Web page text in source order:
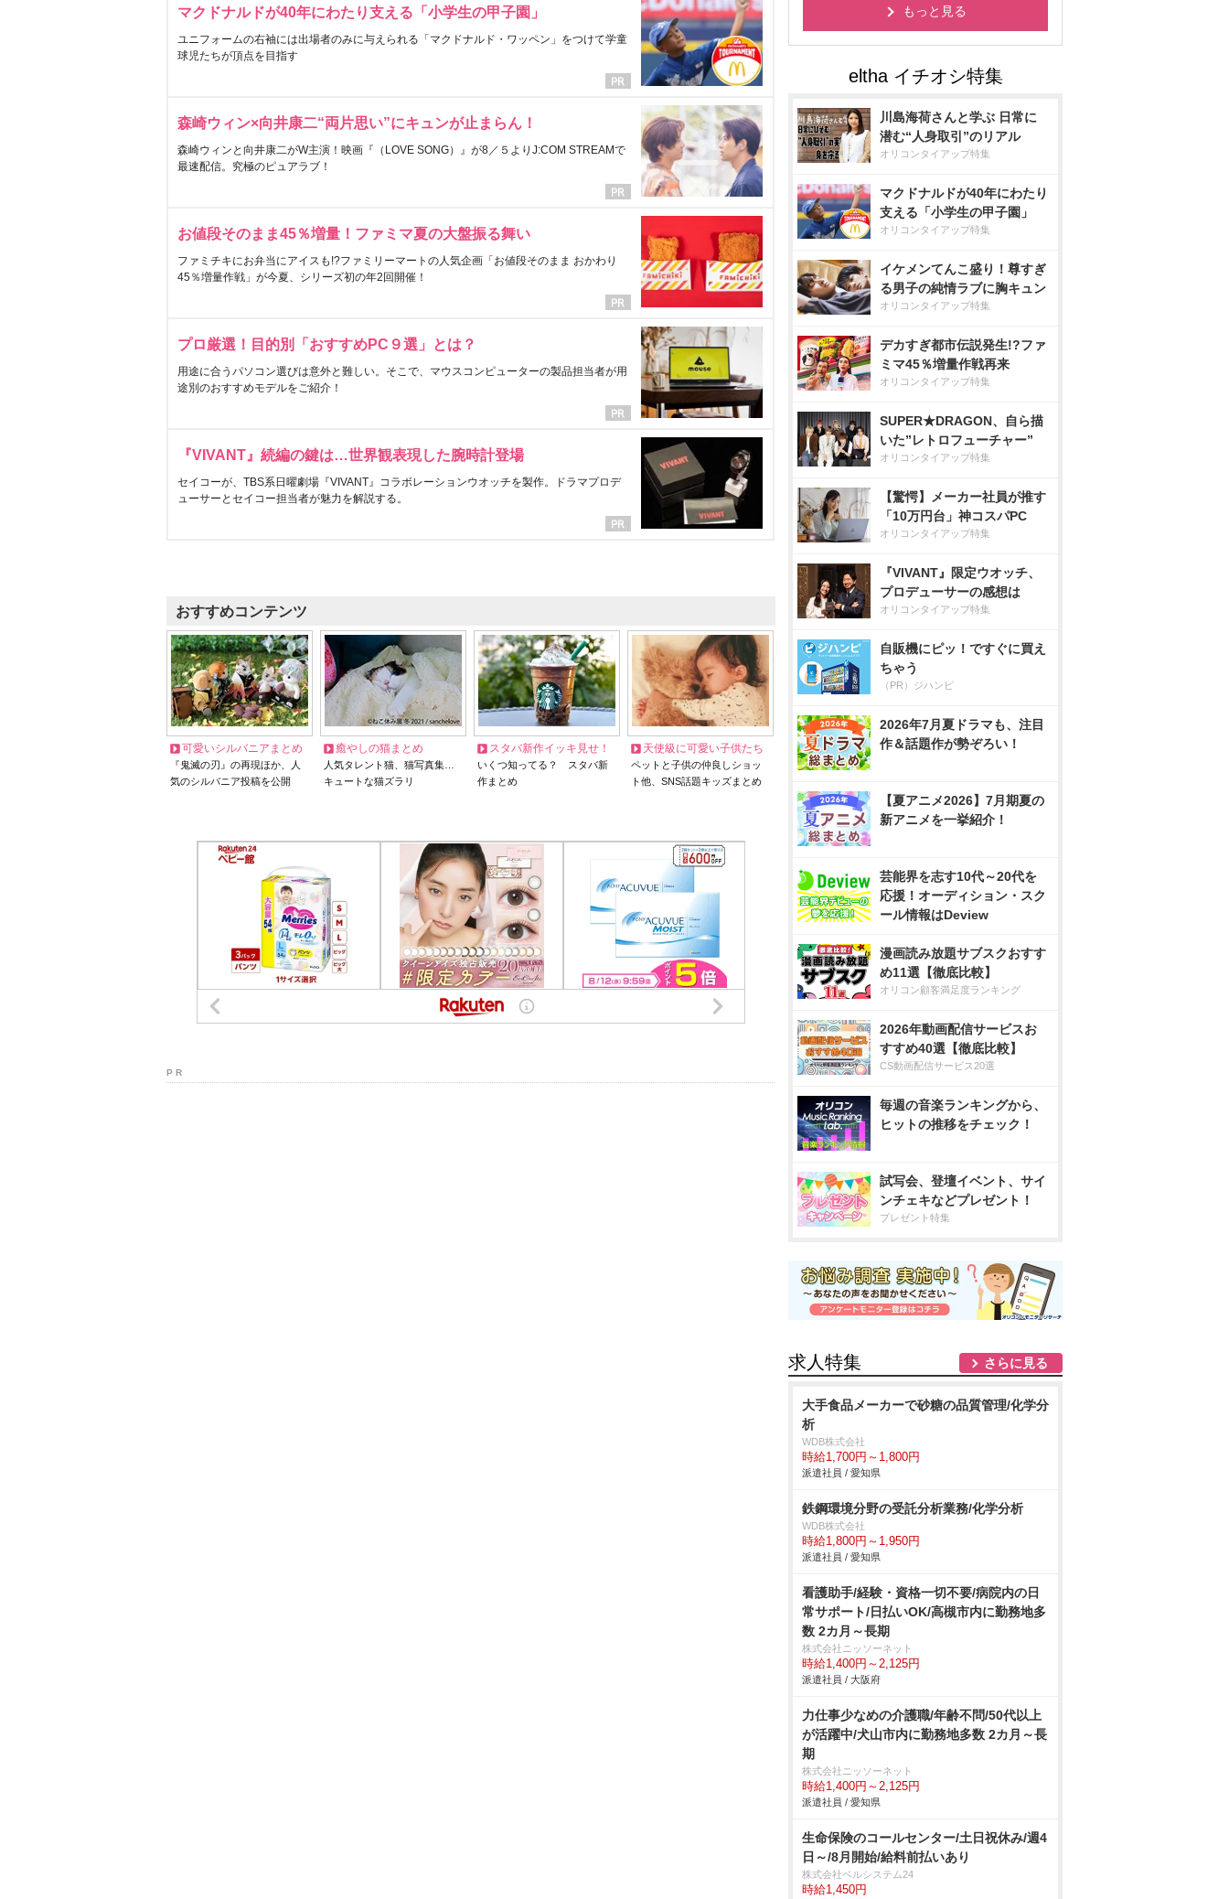
マクドナルドが40年にわたり支える「小学生の甲子園」
ユニフォームの右袖には出場者のみに与えられる「マクドナルド・ワッペン」をつけて学童
球児たちが頂点を目指す
森崎ウィン×向井康二“両片思い”にキュンが止まらん！
森崎ウィンと向井康二がW主演！映画『（LOVE SONG）』が8／５よりJ:COM STREAMで
最速配信。究極のピュアラブ！
お値段そのまま45％増量！ファミマ夏の大盤振る舞い
ファミチキにお弁当にアイスも!?ファミリーマートの人気企画「お値段そのまま おかわり
45％増量作戦」が今夏、シリーズ初の年2回開催！
プロ厳選！目的別「おすすめPC９選」とは？
用途に合うパソコン選びは意外と難しい。そこで、マウスコンピューターの製品担当者が用
途別のおすすめモデルをご紹介！
『VIVANT』続編の鍵は…世界観表現した腕時計登場
セイコーが、TBS系日曜劇場『VIVANT』コラボレーションウオッチを製作。ドラマプロデ
ューサーとセイコー担当者が魅力を解説する。
おすすめコンテンツ
可愛いシルバニアまとめ
『鬼滅の刃』の再現ほか、人
気のシルバニア投稿を公開
癒やしの猫まとめ
人気タレント猫、猫写真集…
キュートな猫ズラリ
スタバ新作イッキ見せ！
いくつ知ってる？ スタバ新
作まとめ
天使級に可愛い子供たち
ペットと子供の仲良しショッ
ト他、SNS話題キッズまとめ
P R
もっと見る
川島海荷さんと学ぶ 日常に
潜む“人身取引”のリアル
オリコンタイアップ特集
マクドナルドが40年にわたり
支える「小学生の甲子園」
オリコンタイアップ特集
イケメンてんこ盛り！尊すぎ
る男子の純情ラブに胸キュン
オリコンタイアップ特集
デカすぎ都市伝説発生!?ファ
ミマ45％増量作戦再来
オリコンタイアップ特集
SUPER★DRAGON、自ら描
いた”レトロフューチャー”
オリコンタイアップ特集
【驚愕】メーカー社員が推す
「10万円台」神コスパPC
オリコンタイアップ特集
『VIVANT』限定ウオッチ、
プロデューサーの感想は
オリコンタイアップ特集
自販機にピッ！ですぐに買え
ちゃう
（PR）ジハンピ
2026年7月夏ドラマも、注目
作＆話題作が勢ぞろい！
【夏アニメ2026】7月期夏の
新アニメを一挙紹介！
芸能界を志す10代～20代を
応援！オーディション・スク
ール情報はDeview
漫画読み放題サブスクおすす
め11選【徹底比較】
オリコン顧客満足度ランキング
2026年動画配信サービスお
すすめ40選【徹底比較】
CS動画配信サービス20選
毎週の音楽ランキングから、
ヒットの推移をチェック！
試写会、登壇イベント、サイ
ンチェキなどプレゼント！
プレゼント特集
求人特集 さらに見る
大手食品メーカーで砂糖の品質管理/化学分
析
WDB株式会社
時給1,700円～1,800円
派遣社員 / 愛知県
鉄鋼環境分野の受託分析業務/化学分析
WDB株式会社
時給1,800円～1,950円
派遣社員 / 愛知県
看護助手/経験・資格一切不要/病院内の日
常サポート/日払いOK/高槻市内に勤務地多
数 2カ月～長期
株式会社ニッソーネット
時給1,400円～2,125円
派遣社員 / 大阪府
力仕事少なめの介護職/年齢不問/50代以上
が活躍中/犬山市内に勤務地多数 2カ月～長
期
株式会社ニッソーネット
時給1,400円～2,125円
派遣社員 / 愛知県
生命保険のコールセンター/土日祝休み/週4
日～/8月開始/給料前払いあり
株式会社ベルシステム24
時給1,450円